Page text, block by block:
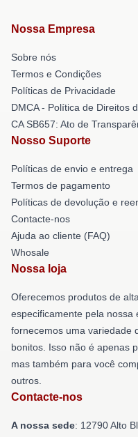
Nossa Empresa
Sobre nós
Termos e Condições
Políticas de Privacidade
DMCA - Política de Direitos
CA SB657: Ato de
Nosso Suporte
Políticas de envio e entrega
Termos de pagamento
Políticas de devolução e
Contacte-nos
Ajuda ao cliente (FAQ)
Whosale
Nossa loja
Oferecemos produtos de
especificamente pela nossa
fornecemos uma variedade
bonitos. Isso não é apenas
mas também para você
outros.
Contacte-nos
A nossa sede: 12790 Alto